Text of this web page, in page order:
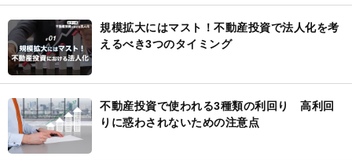
規模拡大にはマスト！不動産投資で法人化を考
えるべき3つのタイミング
不動産投資で使われる3種類の利回り 高利回
りに惑わされないための注意点